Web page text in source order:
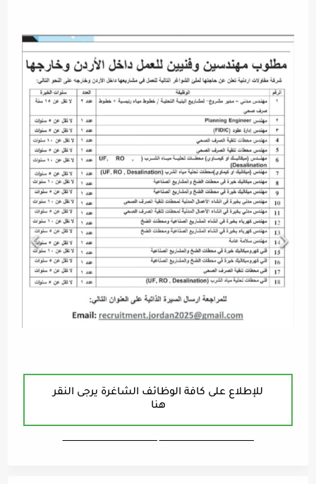
للإطلاع على كافة الوظائف الشاغرة يرجى النقر
هنا
ـــــــــــــــــــــــــــــــــــــــــــــــــــــــــــــــــــ ـــــــــــــــــــــــــــــــــــــــــــــــــــــــــــــــــــ